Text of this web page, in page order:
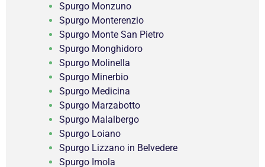
Spurgo Monzuno
Spurgo Monterenzio
Spurgo Monte San Pietro
Spurgo Monghidoro
Spurgo Molinella
Spurgo Minerbio
Spurgo Medicina
Spurgo Marzabotto
Spurgo Malalbergo
Spurgo Loiano
Spurgo Lizzano in Belvedere
Spurgo Imola